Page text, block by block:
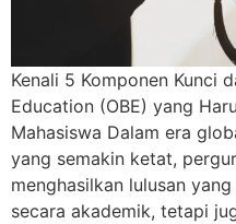
Kenali 5 Komponen Kunci
Education (OBE) yang
Mahasiswa Dalam era
yang semakin ketat,
menghasilkan lulusan
secara akademik, tetapi